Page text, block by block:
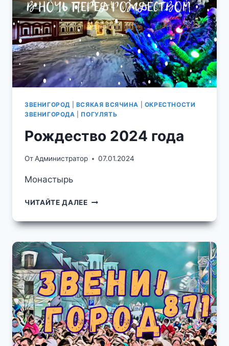
ЗВЕНИГОРОД ВСЯКАЯ ВСЯЧИНА
ОКРЕСТНОСТИ
ЗВЕНИГОРОДА
ПОГУЛЯТЬ
Рождество 2024 года
ОтАдминистратор 07.01.2024
Монастырь
ЧИТАЙТЕ ДАЛЕЕРОЖДЕСТВО
ГОДА